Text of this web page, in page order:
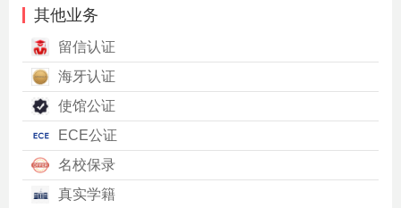
其他业务
留信认证
海牙认证
使馆公证
ECE公证
名校保录
真实学籍